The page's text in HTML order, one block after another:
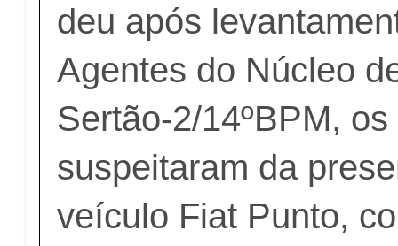
deu após
Agentes do Núcleo
Sertão-2/14ºBPM,
suspeitaram da
veículo Fiat Punto,